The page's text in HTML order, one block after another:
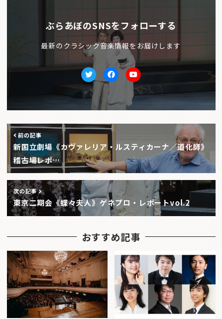
ぶらあぼのSNSをフォローする
最新のクラシック音楽情報をお届けします
TwitterfacebookYoutube
前の記事
新国立劇場《カヴァレリア・ルスティカーナ／道化師》
稽古場レポ…
次の記事
東京二期会《蝶々夫人》ゲネプロ・レポートvol.2
おすすめ記事